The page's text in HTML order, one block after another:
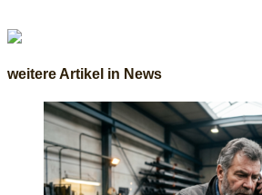
weitere Artikel in News